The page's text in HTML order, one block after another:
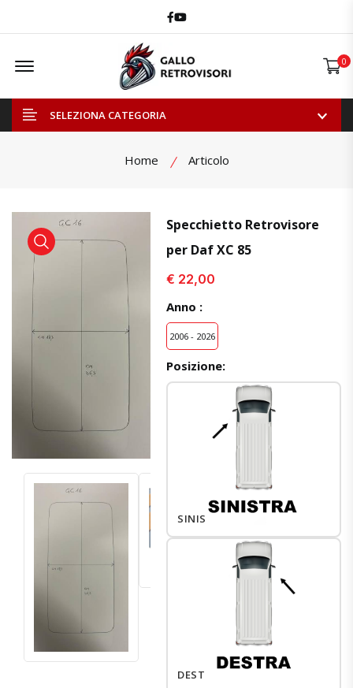
Facebook
Youtube
Offcanvas Menu Open 0
SELEZIONA CATEGORIA
Home Articolo
visualizza prodotto visualizza prodotto
Specchietto Retrovisore
per Daf XC 85
€ 22,00
Anno :
2006 - 2026
Posizione:
SINISTRO
DESTRO